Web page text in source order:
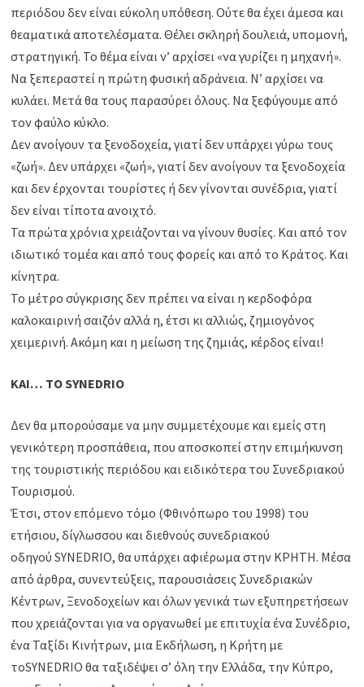
περιόδου δεν είναι εύκολη υπόθεση. Ούτε θα έχει άμεσα και
θεαματικά αποτελέσματα. Θέλει σκληρή δουλειά, υπομονή,
στρατηγική. Το θέμα είναι ν’ αρχίσει «να γυρίζει η μηχανή».
Να ξεπεραστεί η πρώτη φυσική αδράνεια. Ν’ αρχίσει να
κυλάει. Μετά θα τους παρασύρει όλους. Να ξεφύγουμε από
τον φαύλο κύκλο.
Δεν ανοίγουν τα ξενοδοχεία, γιατί δεν υπάρχει γύρω τους
«ζωή». Δεν υπάρχει «ζωή», γιατί δεν ανοίγουν τα ξενοδοχεία
και δεν έρχονται τουρίστες ή δεν γίνονται συνέδρια, γιατί
δεν είναι τίποτα ανοιχτό.
Τα πρώτα χρόνια χρειάζονται να γίνουν θυσίες. Και από τον
ιδιωτικό τομέα και από τους φορείς και από το Κράτος. Και
κίνητρα.
Το μέτρο σύγκρισης δεν πρέπει να είναι η κερδοφόρα
καλοκαιρινή σαιζόν αλλά η, έτσι κι αλλιώς, ζημιογόνος
χειμερινή. Ακόμη και η μείωση της ζημιάς, κέρδος είναι!
ΚΑΙ… ΤΟ SYNEDRIO
Δεν θα μπορούσαμε να μην συμμετέχουμε και εμείς στη
γενικότερη προσπάθεια, που αποσκοπεί στην επιμήκυνση
της τουριστικής περιόδου και ειδικότερα του Συνεδριακού
Τουρισμού.
Έτσι, στον επόμενο τόμο (Φθινόπωρο του 1998) του
ετήσιου, δίγλωσσου και διεθνούς συνεδριακού
οδηγού SYNEDRIO, θα υπάρχει αφιέρωμα στην ΚΡΗΤΗ. Μέσα
από άρθρα, συνεντεύξεις, παρουσιάσεις Συνεδριακών
Κέντρων, Ξενοδοχείων και όλων γενικά των εξυπηρετήσεων
που χρειάζονται για να οργανωθεί με επιτυχία ένα Συνέδριο,
ένα Ταξίδι Κινήτρων, μια Εκδήλωση, η Κρήτη με
τοSYNEDRIO θα ταξιδέψει σ’ όλη την Ελλάδα, την Κύπρο,